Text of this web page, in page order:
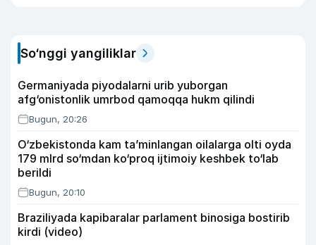
So‘nggi yangiliklar
Germaniyada piyodalarni urib yuborgan
afg‘onistonlik umrbod qamoqqa hukm qilindi
Bugun, 20:26
O‘zbekistonda kam ta’minlangan oilalarga olti oyda
179 mlrd so‘mdan ko‘proq ijtimoiy keshbek to‘lab
berildi
Bugun, 20:10
Braziliyada kapibaralar parlament binosiga bostirib
kirdi (video)